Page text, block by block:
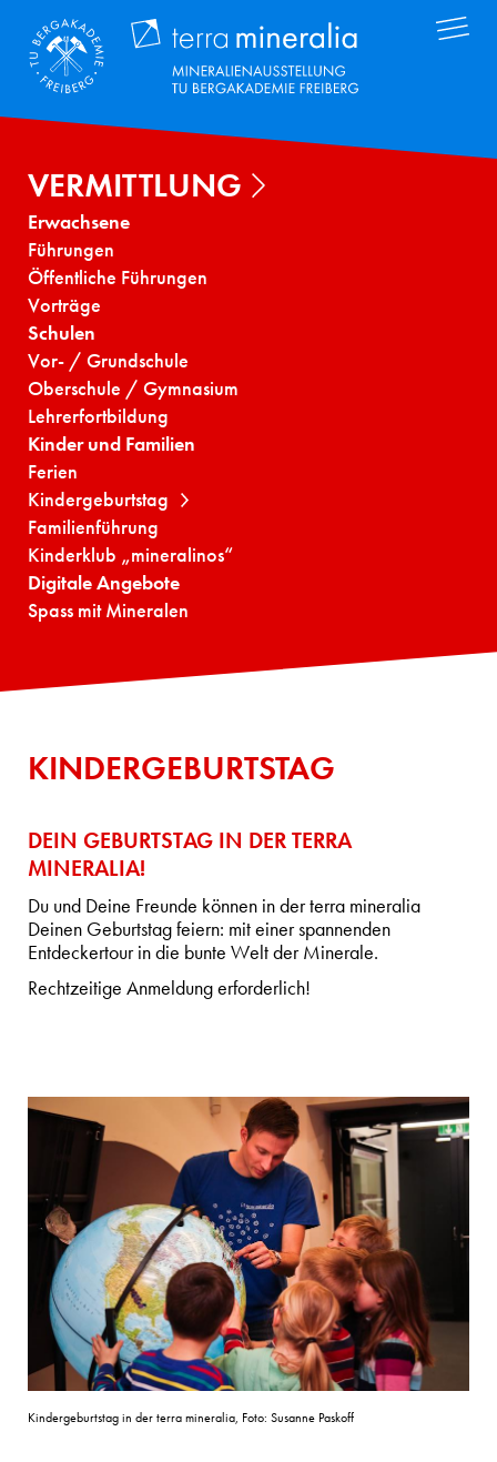
Inhalt
Terra
VERMITTLUNG
Erwachsene
Führungen
Öffentliche Führungen
Vorträge
Schulen
Vor- / Grundschule
Oberschule / Gymnasium
Lehrerfortbildung
Kinder und Familien
Ferien
Kindergeburtstag
Familienführung
Kinderklub „mineralinos“
Digitale Angebote
Spass mit Mineralen
KINDERGEBURTSTAG
DEIN GEBURTSTAG IN DER TERRA
MINERALIA!
Du und Deine Freunde können in der terra mineralia
Deinen Geburtstag feiern: mit einer spannenden
Entdeckertour in die bunte Welt der Minerale.
Rechtzeitige Anmeldung erforderlich!
Kindergeburtstag in der terra mineralia, Foto: Susanne Paskoff